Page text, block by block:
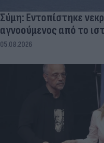
Σύμη: Εντοπίστηκε
αγνοούμενος από το
05.08.2026